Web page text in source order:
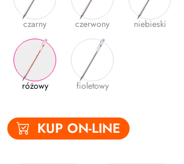
Zakreślacze
Cienkopisy i Kaligrafia
Korektory
Ołówki i grafity
Kleje
czarny czerwony niebieski
różowy fioletowy
KUP ON-LINE